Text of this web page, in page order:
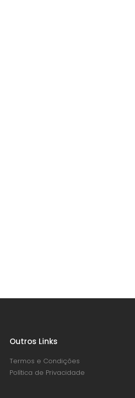
Outros Links
Termos e Condições
Política de Privacidade